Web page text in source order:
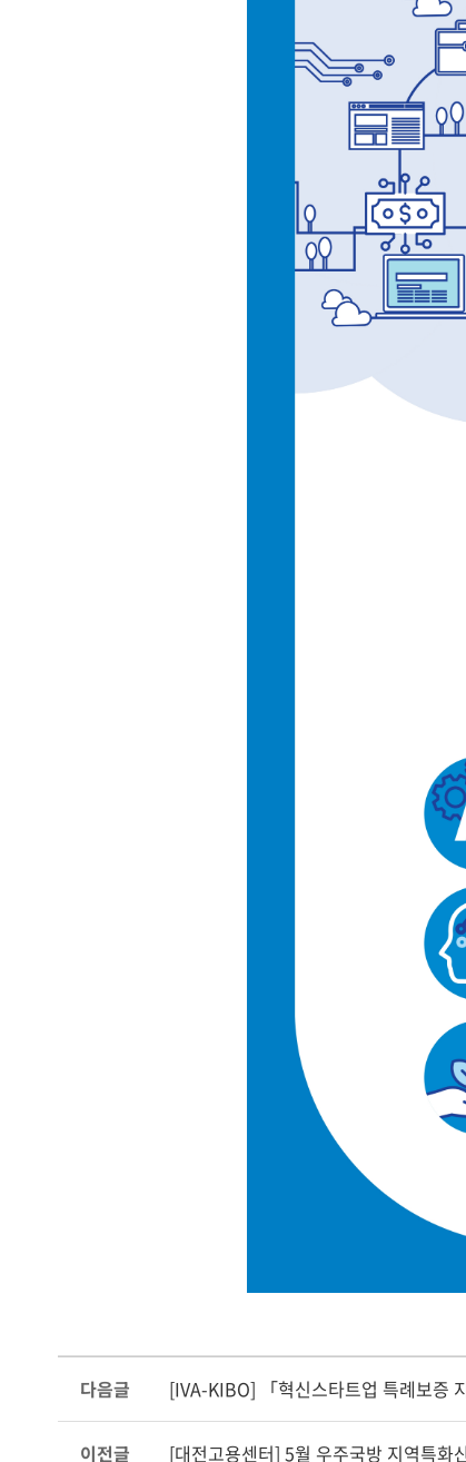
다음글 [IVA-KIBO] 「혁신스타트업 특례보증
이전글 [대전고용센터] 5월 우주국방 지역특화